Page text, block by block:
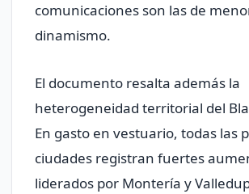
comunicaciones son las de
dinamismo.
El documento resalta además la
heterogeneidad territorial del
En gasto en vestuario, todas las
ciudades registran fuertes
liderados por Montería y